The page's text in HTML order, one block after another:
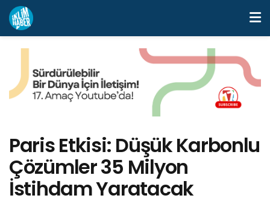
Paris Etkisi: Düşük Karbonlu
Çözümler 35 Milyon
İstihdam Yaratacak